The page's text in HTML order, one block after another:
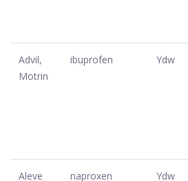
Advil,
Motrin
ibuprofen Ydw
Aleve naproxen Ydw